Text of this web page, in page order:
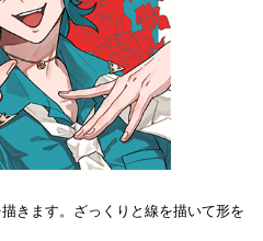
きます。ざっくりと線を描いて形を